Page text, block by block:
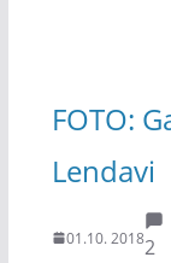
FOTO:
Lendavi
01.10. 20182